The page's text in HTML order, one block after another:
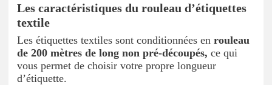
Les caractéristiques du rouleau d’étiquettes
textile
Les étiquettes textiles sont conditionnées en rouleau
de 200 mètres de long non pré-découpés, ce qui
vous permet de choisir votre propre longueur
d’étiquette.